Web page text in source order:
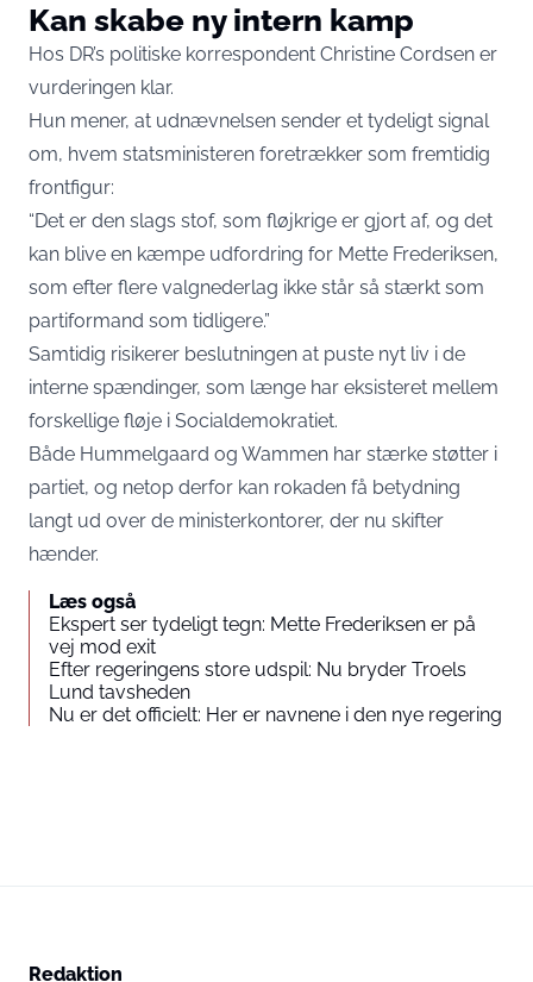
Kan skabe ny intern kamp
Hos DR’s politiske korrespondent Christine Cordsen er
vurderingen klar.
Hun mener, at udnævnelsen sender et tydeligt signal
om, hvem statsministeren foretrækker som fremtidig
frontfigur:
“Det er den slags stof, som fløjkrige er gjort af, og det
kan blive en kæmpe udfordring for Mette Frederiksen,
som efter flere valgnederlag ikke står så stærkt som
partiformand som tidligere.”
Samtidig risikerer beslutningen at puste nyt liv i de
interne spændinger, som længe har eksisteret mellem
forskellige fløje i Socialdemokratiet.
Både Hummelgaard og Wammen har stærke støtter i
partiet, og netop derfor kan rokaden få betydning
langt ud over de ministerkontorer, der nu skifter
hænder.
Læs også
Ekspert ser tydeligt tegn: Mette Frederiksen er på
vej mod exit
Efter regeringens store udspil: Nu bryder Troels
Lund tavsheden
Nu er det officielt: Her er navnene i den nye regering
Redaktion